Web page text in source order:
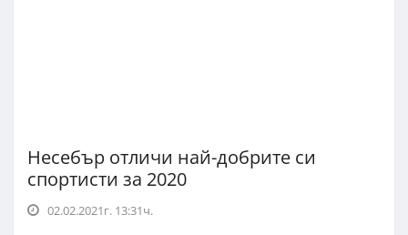
Несебър отличи най-добрите си
спортисти за 2020
02.02.2021г. 13:31ч.